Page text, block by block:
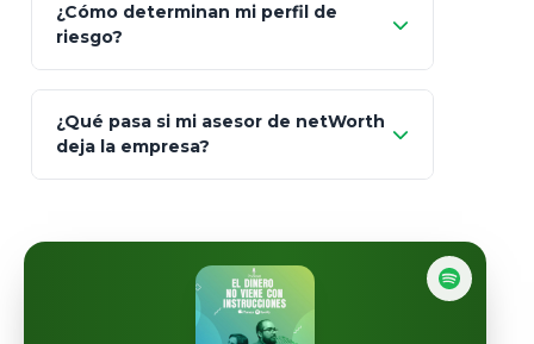
Fintual
Art.
93
totalmente
libres de impuestos
¿Cómo determinan mi perfil de
riesgo?
¿Qué pasa si mi asesor de netWorth
deja la empresa?
automáticamente